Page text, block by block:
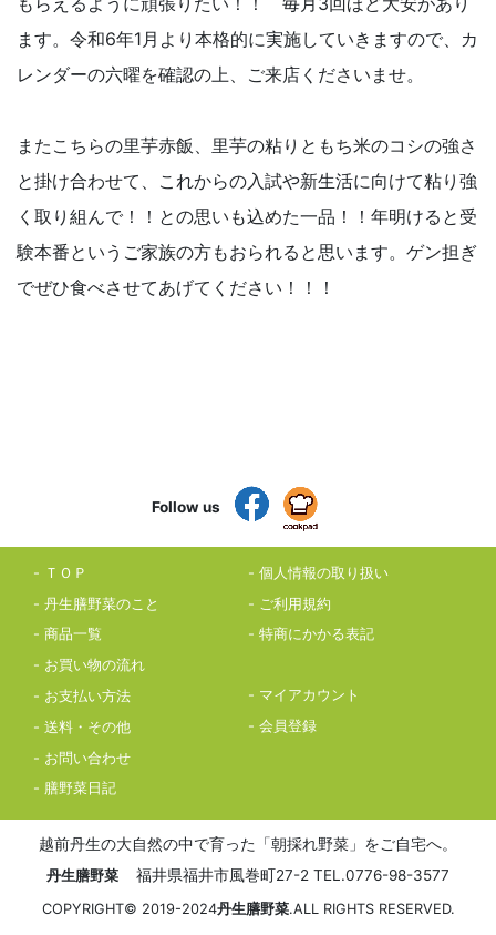
ます。令和6年1月より本格的に実施していきますので、カ
レンダーの六曜を確認の上、ご来店くださいませ。
またこちらの里芋赤飯、里芋の粘りともち米のコシの強さ
と掛け合わせて、これからの入試や新生活に向けて粘り強
く取り組んで！！との思いも込めた一品！！年明けると受
験本番というご家族の方もおられると思います。ゲン担ぎ
でぜひ食べさせてあげてください！！！
Follow us
ＴＯＰ
丹生膳野菜のこと
商品一覧
お買い物の流れ
お支払い方法
送料・その他
お問い合わせ
膳野菜日記
個人情報の取り扱い
ご利用規約
特商にかかる表記
マイアカウント
会員登録
越前丹生の大自然の中で育った「朝採れ野菜」をご自宅へ。
丹生膳野菜 福井県福井市風巻町27-2 TEL.0776-98-3577
COPYRIGHT© 2019-2024丹生膳野菜.ALL RIGHTS RESERVED.